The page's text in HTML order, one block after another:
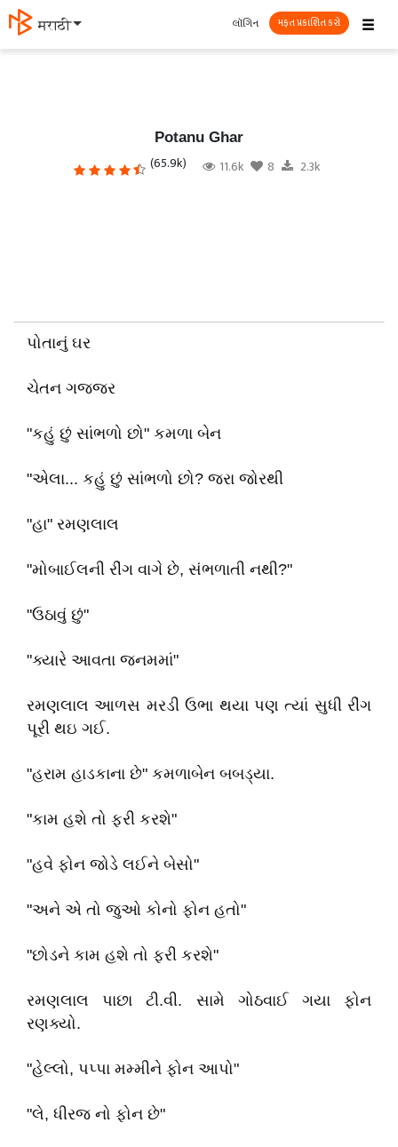
தமிழ் ☰
લૉગિન મફત પ્રકાશિત કરો
Potanu Ghar
(65.9k) 11.6k 8 2.3k
પોતાનું ઘર
ચેતન ગજ્જર
"કહું છું સાંભળો છો" કમળા બેન
"એલા... કહું છું સાંભળો છો? જરા જોરથી
"હા" રમણલાલ
"મોબાઈલની રીંગ વાગે છે, સંભળાતી નથી?"
"ઉઠાવું છું"
"ક્યારે આવતા જનમમાં"
રમણલાલ આળસ મરડી ઉભા થયા પણ ત્યાં સુધી રીંગ
પૂરી થઇ ગઈ.
"હરામ હાડકાના છે" કમળાબેન બબડ્યા.
"કામ હશે તો ફરી કરશે"
"હવે ફોન જોડે લઈને બેસો"
"અને એ તો જુઓ કોનો ફોન હતો"
"છોડને કામ હશે તો ફરી કરશે"
રમણલાલ પાછા ટી.વી. સામે ગોઠવાઈ ગયા ફોન
રણક્યો.
"હેલ્લો, પપ્પા મમ્મીને ફોન આપો"
"લે, ધીરજ નો ફોન છે"